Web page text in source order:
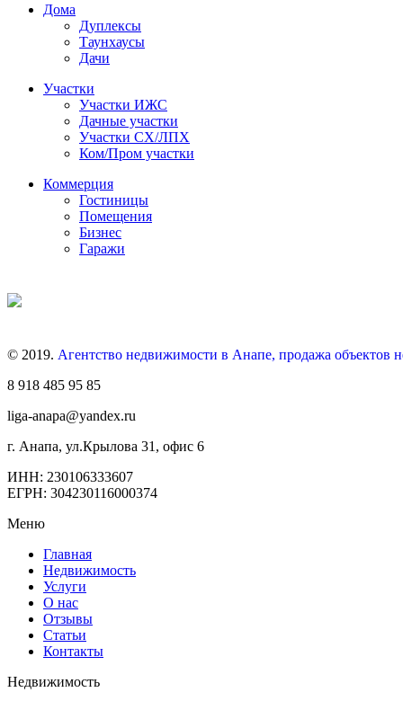
Дома
Дуплексы
Таунхаусы
Дачи
Участки
Участки ИЖС
Дачные участки
Участки СХ/ЛПХ
Ком/Пром участки
Коммерция
Гостиницы
Помещения
Бизнес
Гаражи
© 2019. Агентство недвижимости в Анапе, продажа объектов
8 918 485 95 85
liga-anapa@yandex.ru
г. Анапа, ул.Крылова 31, офис 6
ИНН: 230106333607
ЕГРН: 304230116000374
Меню
Главная
Недвижимость
Услуги
О нас
Отзывы
Статьи
Контакты
Недвижимость